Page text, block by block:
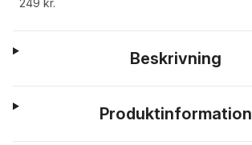
249 kr.
Beskrivning
Produktinformation